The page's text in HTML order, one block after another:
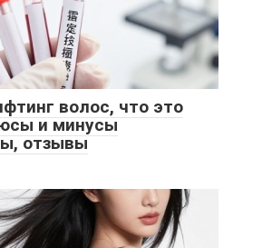
волос, что это
и минусы
отзывы